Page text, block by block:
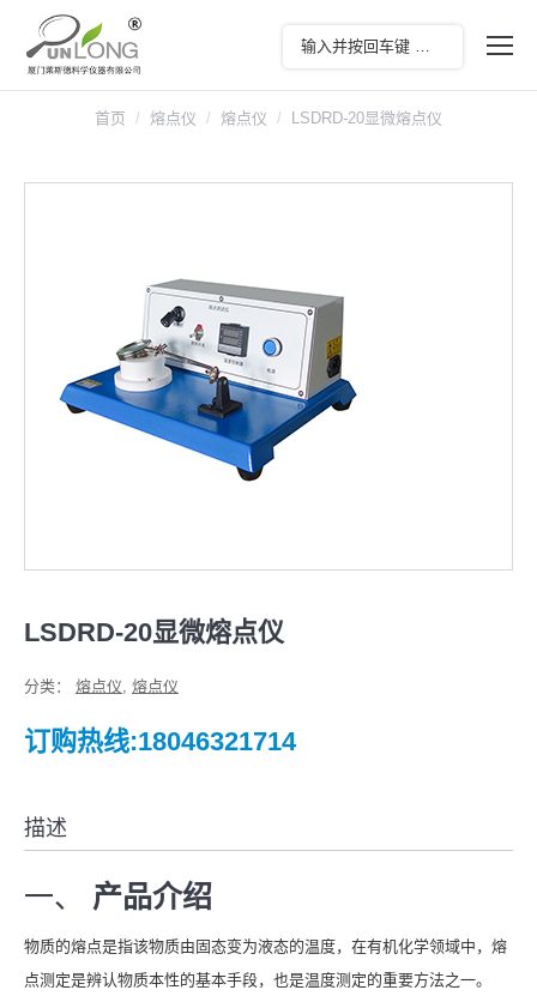
首页 熔点仪 熔点仪 LSDRD-20显微熔点仪
LSDRD-20显微熔点仪
分类： 熔点仪, 熔点仪
订购热线:18046321714
描述
一、 产品介绍
物质的熔点是指该物质由固态变为液态的温度，在有机化学领域中，熔
点测定是辨认物质本性的基本手段，也是温度测定的重要方法之一。